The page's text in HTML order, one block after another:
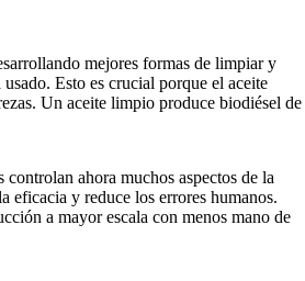
mejores formas de limpiar y
Esto es crucial porque el aceite
Un aceite limpio produce biodiésel de
controlan ahora muchos aspectos de la
eficacia y reduce los errores humanos.
a mayor escala con menos mano de